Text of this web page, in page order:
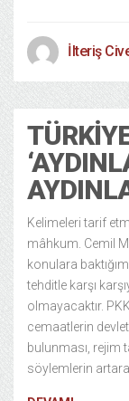
İlteriş
Kelimeleri tarif
mâhkum. Cemil
konulara
tehditle karşı
olmayacaktır.
cemaatlerin
bulunması, rejim
söylemlerin